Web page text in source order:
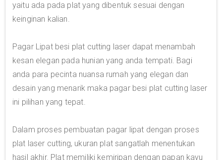
yaitu ada pada plat yang dibentuk sesuai dengan
keinginan kalian.
Pagar Lipat besi plat cutting laser dapat menambah
kesan elegan pada hunian yang anda tempati. Bagi
anda para pecinta nuansa rumah yang elegan dan
desain yang menarik maka pagar besi plat cutting laser
ini pilihan yang tepat.
Dalam proses pembuatan pagar lipat dengan proses
plat laser cutting, ukuran plat sangatlah menentukan
hasil akhir. Plat memiliki kemiripan dengan papan kayu